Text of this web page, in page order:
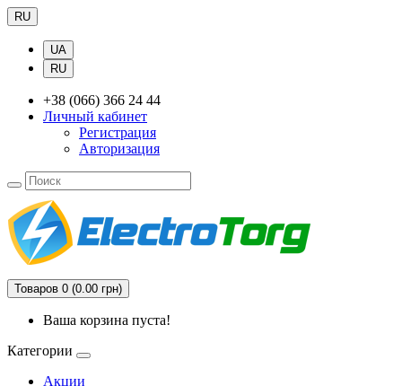
RU
UA
RU
+38 (066) 366 24 44
Личный кабинет
Регистрация
Авторизация
Товаров 0 (0.00 грн)
Ваша корзина пуста!
Категории
Акции